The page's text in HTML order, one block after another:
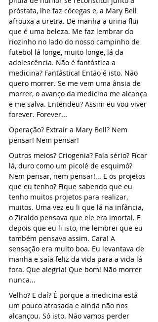
próstata, lhe faz cócegas e, a Mary Bell
afrouxa a uretra. De manhã a urina flui
que é uma beleza. Me faz lembrar do
riozinho no lado do nosso campinho de
futebol lá longe, muito longe, lá da
adolescência. Não é fantástica a
medicina? Fantástica! Então é isto. Não
quero morrer. Se me vem uma ânsia de
morrer, o avanço da medicina me alcança
e me salva. Entendeu? Assim eu vou viver
forever. Forever...
Operação? Extrair a Mary Bell? Nem
pensar! Nem pensar!
Outros meios? Criogenia? Fala sério? Ficar
lá, duro como um picolé de esquimó?
Nem pensar, nem pensar!... E os projetos
que eu tenho? Fique sabendo que eu
tenho muitos projetos para realizar,
muitos. Uma vez eu li que lá na infância,
o Ziraldo pensava que ele era imortal. E
depois que eu li isto, me lembrei que eu
também pensava assim. Cara! A
sensação era muito boa. Eu levantava de
manhã e saía feliz da vida para a vida lá
fora. Que alegria! Que bom! Não morrer
nunca...
Velho? E daí? É porque a medicina está
um pouco atrasada e ainda não nos
alcançou. Só isto. Não vamos perder